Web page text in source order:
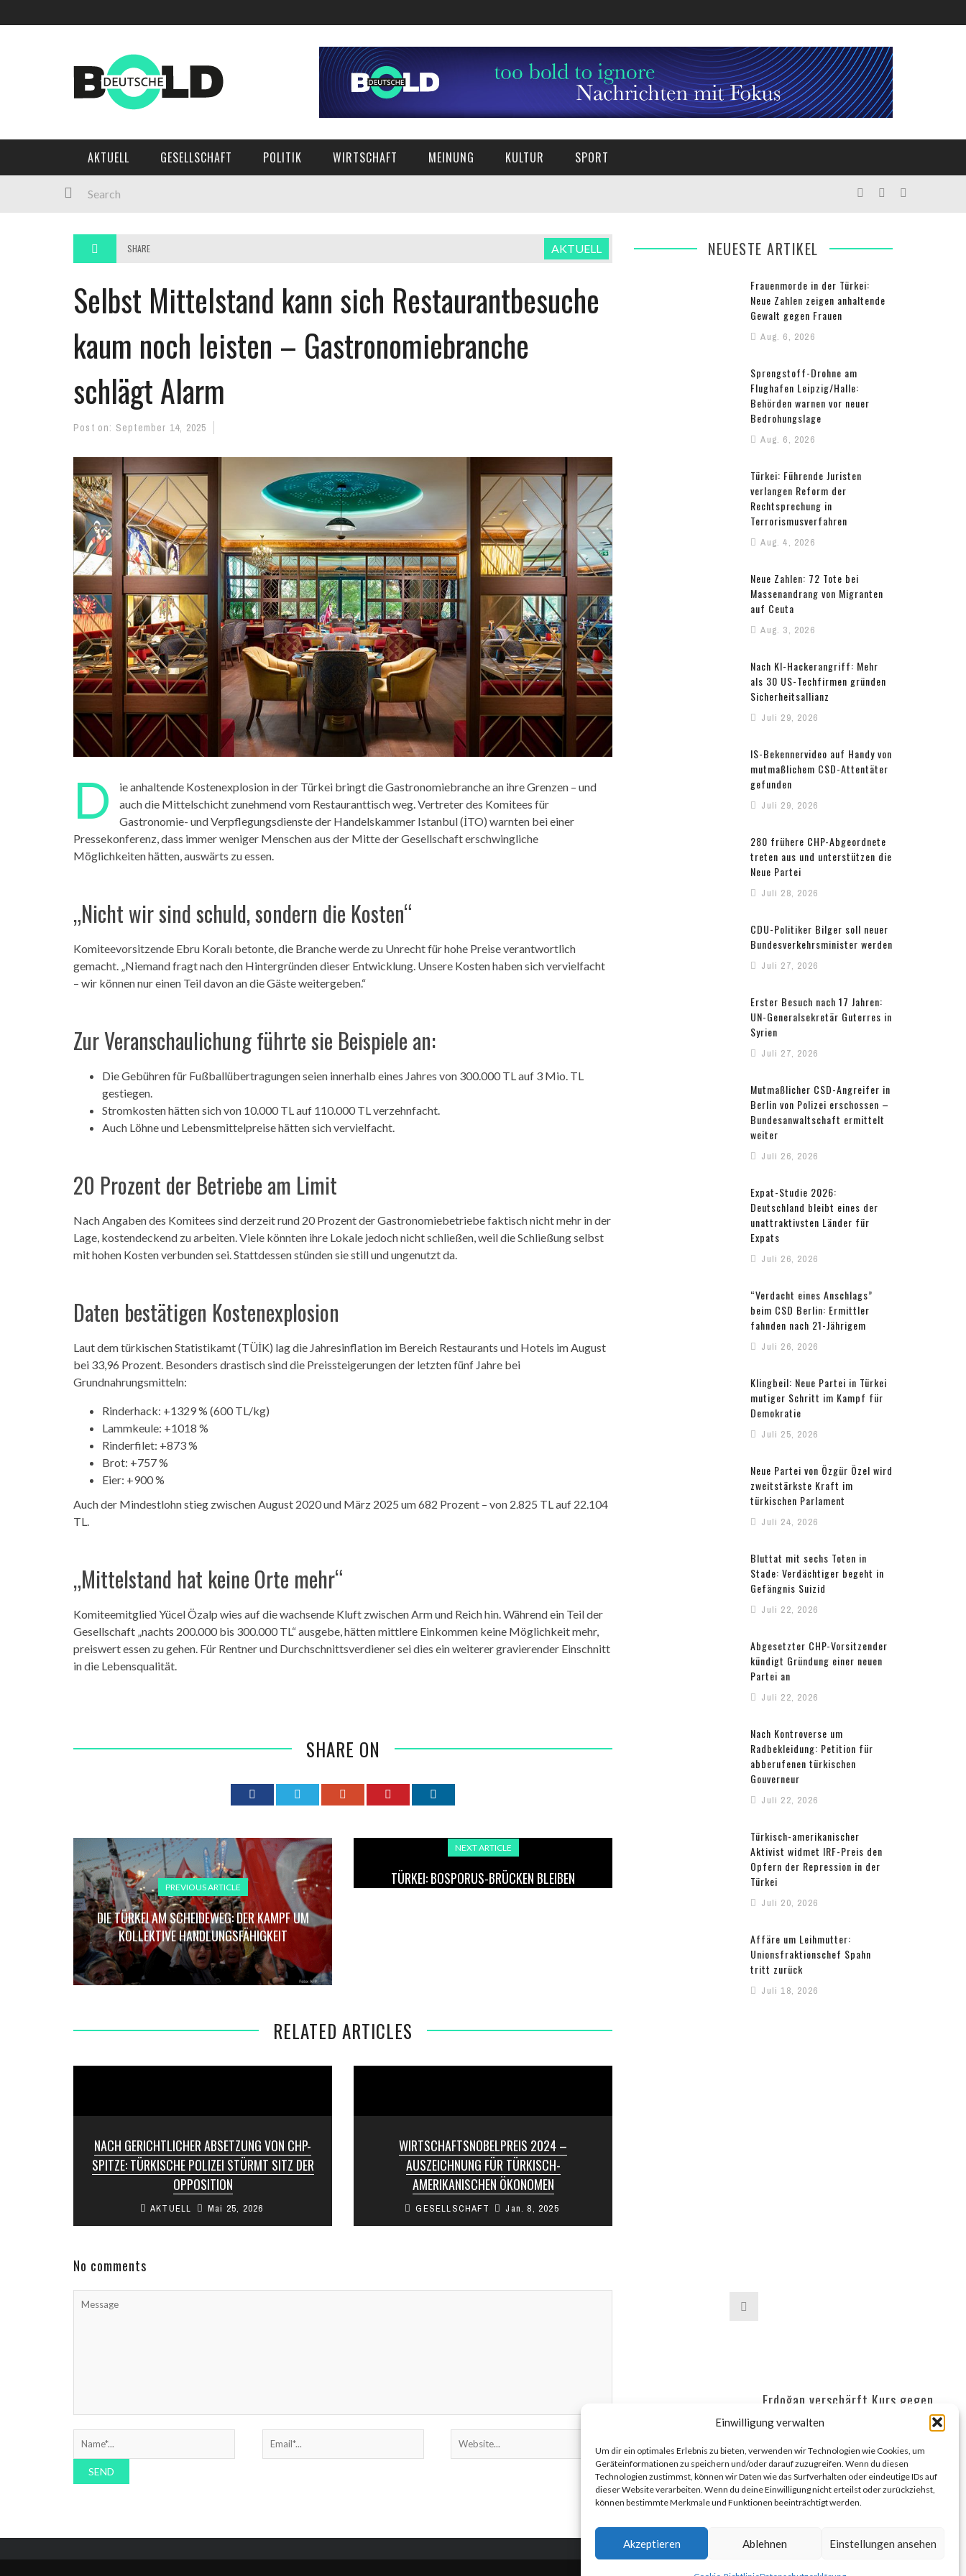
Einwilligung verwalten
Um dir ein optimales Erlebnis zu bieten, verwenden wir Technologien wie Cookies, um
Geräteinformationen zu speichern und/oder darauf zuzugreifen. Wenn du diesen
Technologien zustimmst, können wir Daten wie das Surfverhalten oder eindeutige IDs auf
dieser Website verarbeiten. Wenn du deine Einwilligung nicht erteilst oder zurückziehst,
können bestimmte Merkmale und Funktionen beeinträchtigt werden.
Akzeptieren Ablehnen Einstellungen ansehen
AKTUELL GESELLSCHAFT POLITIK WIRTSCHAFT MEINUNG KULTUR SPORT
SHARE AKTUELL
Selbst Mittelstand kann sich Restaurantbesuche
kaum noch leisten – Gastronomiebranche
schlägt Alarm
Post on: September 14, 2025
D
ie anhaltende Kostenexplosion in der Türkei bringt die Gastronomiebranche an ihre Grenzen – und
auch die Mittelschicht zunehmend vom Restauranttisch weg. Vertreter des Komitees für
Gastronomie- und Verpflegungsdienste der Handelskammer Istanbul (İTO) warnten bei einer
Pressekonferenz, dass immer weniger Menschen aus der Mitte der Gesellschaft erschwingliche
Möglichkeiten hätten, auswärts zu essen.
„Nicht wir sind schuld, sondern die Kosten“
Komiteevorsitzende Ebru Koralı betonte, die Branche werde zu Unrecht für hohe Preise verantwortlich
gemacht. „Niemand fragt nach den Hintergründen dieser Entwicklung. Unsere Kosten haben sich vervielfacht
– wir können nur einen Teil davon an die Gäste weitergeben.“
Zur Veranschaulichung führte sie Beispiele an:
Die Gebühren für Fußballübertragungen seien innerhalb eines Jahres von 300.000 TL auf 3 Mio. TL
gestiegen.
Stromkosten hätten sich von 10.000 TL auf 110.000 TL verzehnfacht.
Auch Löhne und Lebensmittelpreise hätten sich vervielfacht.
20 Prozent der Betriebe am Limit
Nach Angaben des Komitees sind derzeit rund 20 Prozent der Gastronomiebetriebe faktisch nicht mehr in der
Lage, kostendeckend zu arbeiten. Viele könnten ihre Lokale jedoch nicht schließen, weil die Schließung selbst
mit hohen Kosten verbunden sei. Stattdessen stünden sie still und ungenutzt da.
Daten bestätigen Kostenexplosion
Laut dem türkischen Statistikamt (TÜİK) lag die Jahresinflation im Bereich Restaurants und Hotels im August
bei 33,96 Prozent. Besonders drastisch sind die Preissteigerungen der letzten fünf Jahre bei
Grundnahrungsmitteln:
Rinderhack: +1329 % (600 TL/kg)
Lammkeule: +1018 %
Rinderfilet: +873 %
Brot: +757 %
Eier: +900 %
Auch der Mindestlohn stieg zwischen August 2020 und März 2025 um 682 Prozent – von 2.825 TL auf 22.104
TL.
„Mittelstand hat keine Orte mehr“
Komiteemitglied Yücel Özalp wies auf die wachsende Kluft zwischen Arm und Reich hin. Während ein Teil der
Gesellschaft „nachts 200.000 bis 300.000 TL“ ausgebe, hätten mittlere Einkommen keine Möglichkeit mehr,
preiswert essen zu gehen. Für Rentner und Durchschnittsverdiener sei dies ein weiterer gravierender Einschnitt
in die Lebensqualität.
SHARE ON
PREVIOUS ARTICLE
DIE TÜRKEI AM SCHEIDEWEG: DER KAMPF UM
KOLLEKTIVE HANDLUNGSFÄHIGKEIT
NEXT ARTICLE
TÜRKEI: BOSPORUS-BRÜCKEN BLEIBEN
RELATED ARTICLES
NACH GERICHTLICHER ABSETZUNG VON CHP-
SPITZE: TÜRKISCHE POLIZEI STÜRMT SITZ DER
OPPOSITION
Nach der von einem Gericht angeordneten
Absetzung der Führung der größten türkischen
AKTUELL Mai 25, 2026
WIRTSCHAFTSNOBELPREIS 2024 –
AUSZEICHNUNG FÜR TÜRKISCH-
AMERIKANISCHEN ÖKONOMEN
Am Montag wurde Daron Acemoğlu, ein
türkisch-amerikanischer Ökonom mit
GESELLSCHAFT Jan. 8, 2025
No comments
NEUESTE ARTIKEL
Frauenmorde in der Türkei:
Neue Zahlen zeigen anhaltende
Gewalt gegen Frauen
Aug. 6, 2026
Sprengstoff-Drohne am
Flughafen Leipzig/Halle:
Behörden warnen vor neuer
Bedrohungslage
Aug. 6, 2026
Türkei: Führende Juristen
verlangen Reform der
Rechtsprechung in
Terrorismusverfahren
Aug. 4, 2026
Neue Zahlen: 72 Tote bei
Massenandrang von Migranten
auf Ceuta
Aug. 3, 2026
Nach KI-Hackerangriff: Mehr
als 30 US-Techfirmen gründen
Sicherheitsallianz
Juli 29, 2026
IS-Bekennervideo auf Handy von
mutmaßlichem CSD-Attentäter
gefunden
Juli 29, 2026
280 frühere CHP-Abgeordnete
treten aus und unterstützen die
Neue Partei
Juli 28, 2026
CDU-Politiker Bilger soll neuer
Bundesverkehrsminister werden
Juli 27, 2026
Erster Besuch nach 17 Jahren:
UN-Generalsekretär Guterres in
Syrien
Juli 27, 2026
Mutmaßlicher CSD-Angreifer in
Berlin von Polizei erschossen –
Bundesanwaltschaft ermittelt
weiter
Juli 26, 2026
Expat-Studie 2026:
Deutschland bleibt eines der
unattraktivsten Länder für
Expats
Juli 26, 2026
“Verdacht eines Anschlags”
beim CSD Berlin: Ermittler
fahnden nach 21-Jährigem
Juli 26, 2026
Klingbeil: Neue Partei in Türkei
mutiger Schritt im Kampf für
Demokratie
Juli 25, 2026
Neue Partei von Özgür Özel wird
zweitstärkste Kraft im
türkischen Parlament
Juli 24, 2026
Bluttat mit sechs Toten in
Stade: Verdächtiger begeht in
Gefängnis Suizid
Juli 22, 2026
Abgesetzter CHP-Vorsitzender
kündigt Gründung einer neuen
Partei an
Juli 22, 2026
Nach Kontroverse um
Radbekleidung: Petition für
abberufenen türkischen
Gouverneur
Juli 22, 2026
Türkisch-amerikanischer
Aktivist widmet IRF-Preis den
Opfern der Repression in der
Türkei
Juli 20, 2026
Affäre um Leihmutter:
Unionsfraktionschef Spahn
tritt zurück
Juli 18, 2026
Erdoğan verschärft Kurs gegen
Gülen-Bewegung – Hunderte
Der türkische Präsident Recep Tayyip
Erdoğan hat in einer am Montag über
soziale Netzwerke verbreiteten
gegenüber der als
Glaubensgemeinschaft organisierten
Gülen-Bewegung ...